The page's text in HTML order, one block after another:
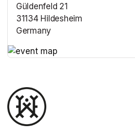
Güldenfeld 21
31134 Hildesheim
Germany